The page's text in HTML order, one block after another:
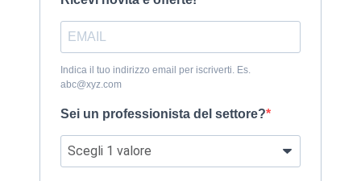
Indica il tuo indirizzo email per iscriverti. Es.
abc@xyz.com
Sei un professionista del settore?